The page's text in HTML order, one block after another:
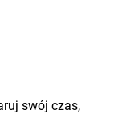
swój czas,